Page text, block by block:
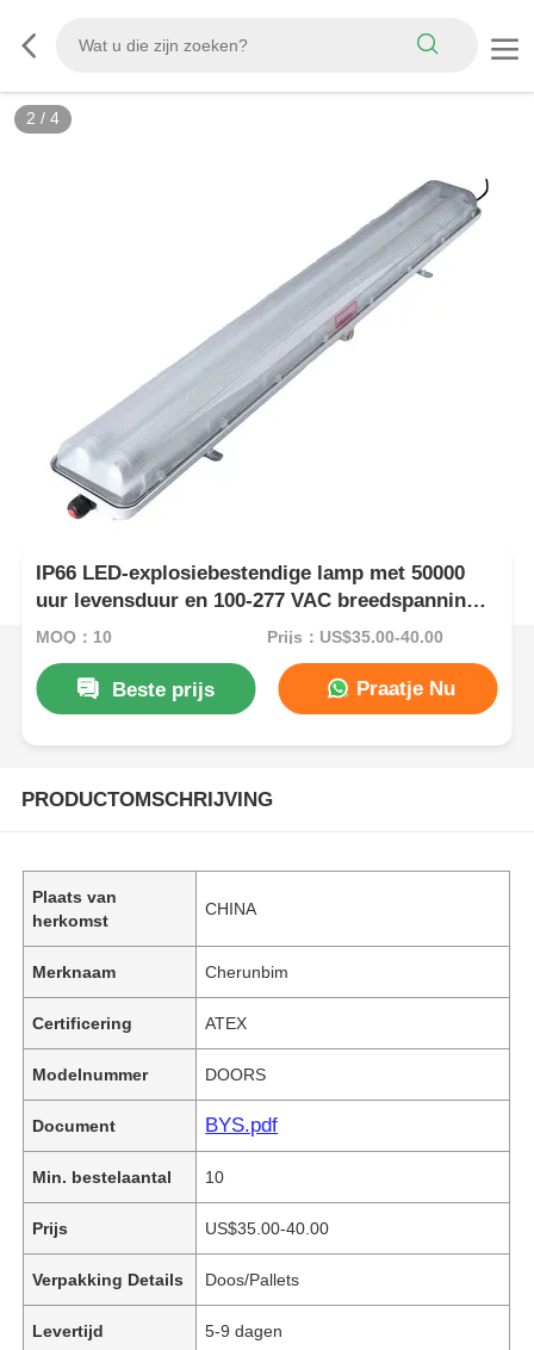
3 / 4
IP66 LED-explosiebestendige lamp met 50000
uur levensduur en 100-277 VAC breedspanning
voor gevaarlijke gebieden
MOQ：10 Prijs：US$35.00-40.00
Beste prijs Praatje Nu
PRODUCTOMSCHRIJVING
Plaats van
herkomst
CHINA
Merknaam Cherunbim
Certificering ATEX
Modelnummer DOORS
Document BYS.pdf
Min. bestelaantal 10
Prijs US$35.00-40.00
Verpakking Details Doos/Pallets
Levertijd 5-9 dagen